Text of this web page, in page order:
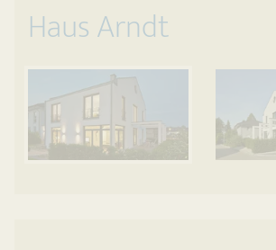
Haus Arndt